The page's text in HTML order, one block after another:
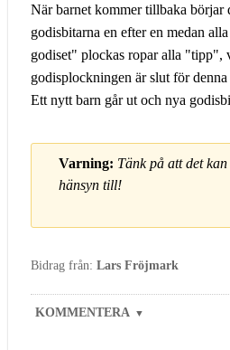
När barnet kommer tillbaka börjar
godisbitarna en efter en medan
godiset" plockas ropar alla "tipp",
godisplockningen är slut för denna
Ett nytt barn går ut och nya
Varning: Tänk på att det
hänsyn till!
Bidrag från: Lars Fröjmark
KOMMENTERA ▼